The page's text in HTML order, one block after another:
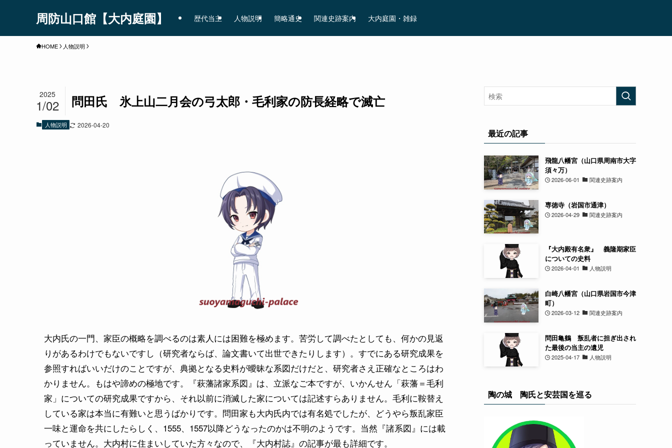
周防山口館【大内庭園】 歴代当主 人物説明 簡略通史 関連史跡案内 大内庭園・雑録
HOME 人物説明
問田氏 氷上山二月会の弓太郎・毛利家の防長経略で滅亡
2025
1/02
人物説明 2026-04-20
大内氏の一門、家臣の概略を調べるのは素人には困難を極めます。苦労して調べたとしても、何かの見返
りがあるわけでもないですし（研究者ならば、論文書いて出世できたりします）。すでにある研究成果を
参照すればいいだけのことですが、典拠となる史料が曖昧な系図だけだと、研究者さえ正確なところはわ
かりません。もはや諦めの極地です。『萩藩諸家系図』は、立派なご本ですが、いかんせん「萩藩＝毛利
家」についての研究成果ですから、それ以前に消滅した家については記述すらありません。毛利に鞍替え
している家は本当に有難いと思うばかりです。問田家も大内氏内では有名処でしたが、どうやら叛乱家臣
一味と運命を共にしたらしく、1555、1557以降どうなったのかは不明のようです。当然『諸系図』には載
っていません。大内村に住まいしていた方々なので、『大内村誌』の記事が最も詳細です。
最近の記事
飛龍八幡宮（山口県周南市大字
須々万）
2026-06-01 関連史跡案内
専徳寺（岩国市通津）
2026-04-29 関連史跡案内
『大内殿有名衆』 義隆期家臣
についての史料
2026-04-01 人物説明
白崎八幡宮（山口県岩国市今津
町）
2026-03-12 関連史跡案内
問田亀鶴 叛乱者に担ぎ出され
た最後の当主の遺児
2025-04-17 人物説明
陶の城 陶氏と安芸国を巡る